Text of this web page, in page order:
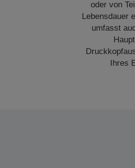
oder von
Lebensdauer
umfasst
Ihres